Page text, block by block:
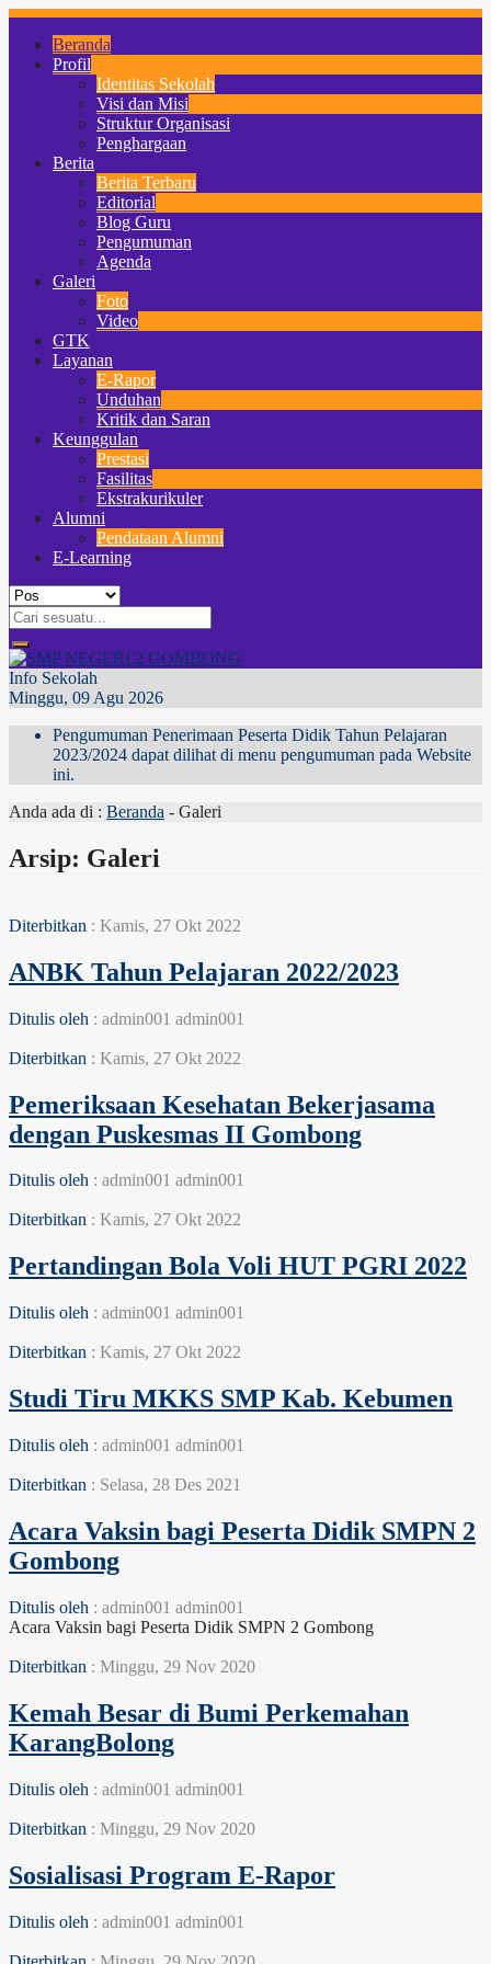
Beranda
Profil
Identitas Sekolah
Visi dan Misi
Struktur Organisasi
Penghargaan
Berita
Berita Terbaru
Editorial
Blog Guru
Pengumuman
Agenda
Galeri
Foto
Video
GTK
Layanan
E-Rapor
Unduhan
Kritik dan Saran
Keunggulan
Prestasi
Fasilitas
Ekstrakurikuler
Alumni
Pendataan Alumni
E-Learning
Info Sekolah
Minggu, 09 Agu 2026
Pengumuman Penerimaan Peserta Didik Tahun Pelajaran
2023/2024 dapat dilihat di menu pengumuman pada Website
ini.
Anda ada di : Beranda - Galeri
Arsip: Galeri
Diterbitkan : Kamis, 27 Okt 2022
ANBK Tahun Pelajaran 2022/2023
Ditulis oleh : admin001 admin001
Diterbitkan : Kamis, 27 Okt 2022
Pemeriksaan Kesehatan Bekerjasama
dengan Puskesmas II Gombong
Ditulis oleh : admin001 admin001
Diterbitkan : Kamis, 27 Okt 2022
Pertandingan Bola Voli HUT PGRI 2022
Ditulis oleh : admin001 admin001
Diterbitkan : Kamis, 27 Okt 2022
Studi Tiru MKKS SMP Kab. Kebumen
Ditulis oleh : admin001 admin001
Diterbitkan : Selasa, 28 Des 2021
Acara Vaksin bagi Peserta Didik SMPN 2
Gombong
Ditulis oleh : admin001 admin001
Acara Vaksin bagi Peserta Didik SMPN 2 Gombong
Diterbitkan : Minggu, 29 Nov 2020
Kemah Besar di Bumi Perkemahan
KarangBolong
Ditulis oleh : admin001 admin001
Diterbitkan : Minggu, 29 Nov 2020
Sosialisasi Program E-Rapor
Ditulis oleh : admin001 admin001